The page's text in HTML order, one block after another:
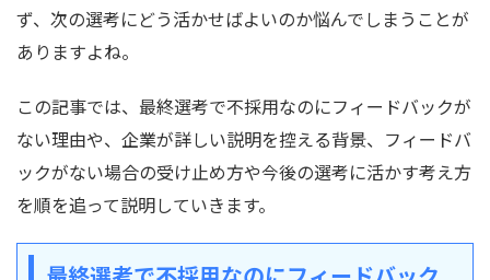
ず、次の選考にどう活かせばよいのか悩んでしまうことが
ありますよね。
この記事では、最終選考で不採用なのにフィードバックが
ない理由や、企業が詳しい説明を控える背景、フィードバ
ックがない場合の受け止め方や今後の選考に活かす考え方
を順を追って説明していきます。